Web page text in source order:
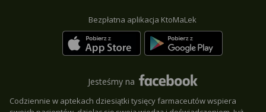
Bezpłatna aplikacja KtoMaLek
Jesteśmy na
Codziennie w aptekach dziesiątki tysięcy farmaceutów wspiera